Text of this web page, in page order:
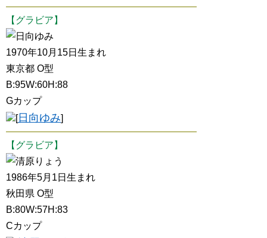
【グラビア】
日向ゆみ
1970年10月15日生まれ
東京都 O型
B:95W:60H:88
Gカップ
[日向ゆみ]
【グラビア】
清原りょう
1986年5月1日生まれ
秋田県 O型
B:80W:57H:83
Cカップ